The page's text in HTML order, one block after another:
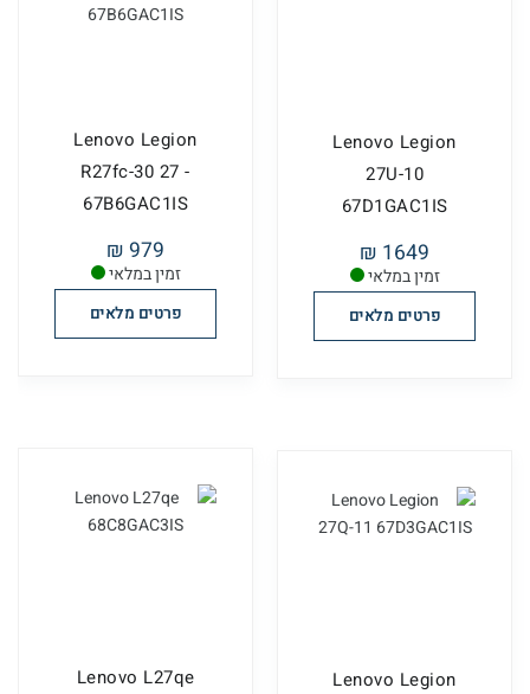
זמין במלאי
Lenovo Legion
R27fc-30 27 -
67B6GAC1IS
979 ₪
פרטים מלאים
זמין במלאי
Lenovo Legion
27U-10
67D1GAC1IS
1649 ₪
פרטים מלאים
Lenovo L27qe
Lenovo Legion